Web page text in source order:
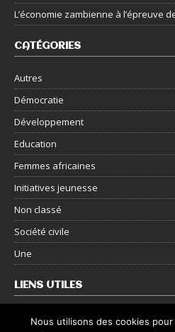
L’économie zambienne à l’épreuve
CATÉGORIES
Autres
Démocratie
Développement
Education
Femmes africaines
Initiatives jeunesse
Non classé
Société civile
Une
LIENS UTILES
Nous contacter
Nous utilisons des cookies